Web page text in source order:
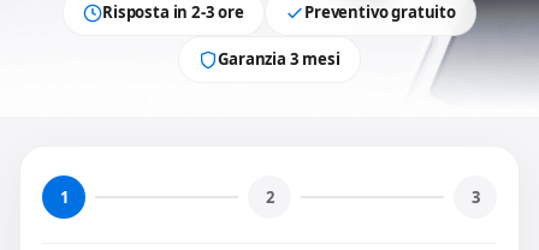
Risposta in 2-3 ore Preventivo gratuito
Garanzia 3 mesi
1 2 3